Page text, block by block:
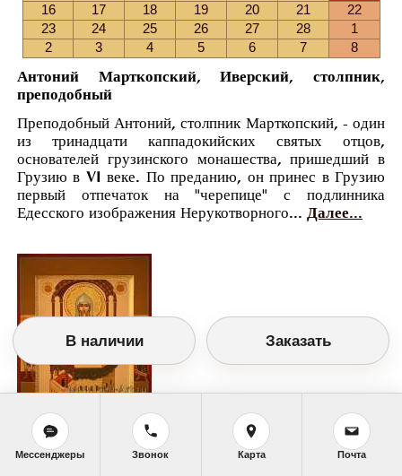
16
17 18 19 20 21
22
23
24 25 26 27 28
1
2
3 4 5 6 7 8
Антоний Марткопский, Иверский, столпник,
преподобный
Преподобный Антоний, столпник Марткопский, - один
из тринадцати каппадокийских святых отцов,
основателей грузинского монашества, пришедший в
Грузию в VI веке. По преданию, он принес в Грузию
первый отпечаток на "черепице" с подлинника
Едесского изображения Нерукотворного... Далее...
Православный календарь
В наличии Заказать
Мессенджеры Звонок Карта Почта